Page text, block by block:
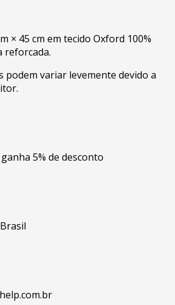
× 45 cm em tecido Oxford 100%
reforcada.
podem variar levemente devido a
5% de desconto